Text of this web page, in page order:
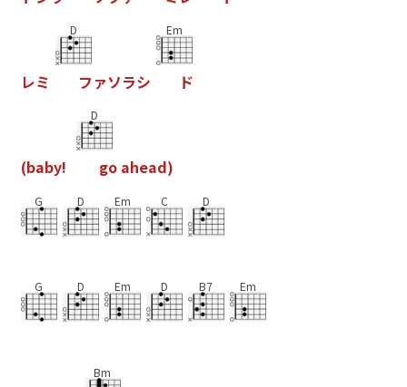
レミ
D
フ ァソラシ
Em
ド
(baby!
D
go ahead)
G D Em C D
G D Em D B7 Em
Bm